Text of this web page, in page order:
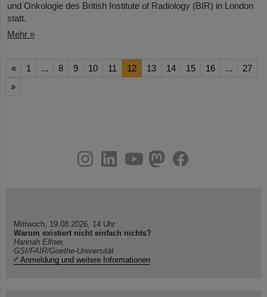
und Onkologie des British Institute of Radiology (BIR) in London
statt.
Mehr »
« 1 ... 8 9 10 11 12 13 14 15 16 ...
27
»
youtube
helmholtz.social
facebook
Mittwoch, 19.08.2026, 14 Uhr
Warum existiert nicht einfach nichts?
Hannah Elfner,
GSI/FAIR/Goethe-Universität
Anmeldung und weitere Informationen